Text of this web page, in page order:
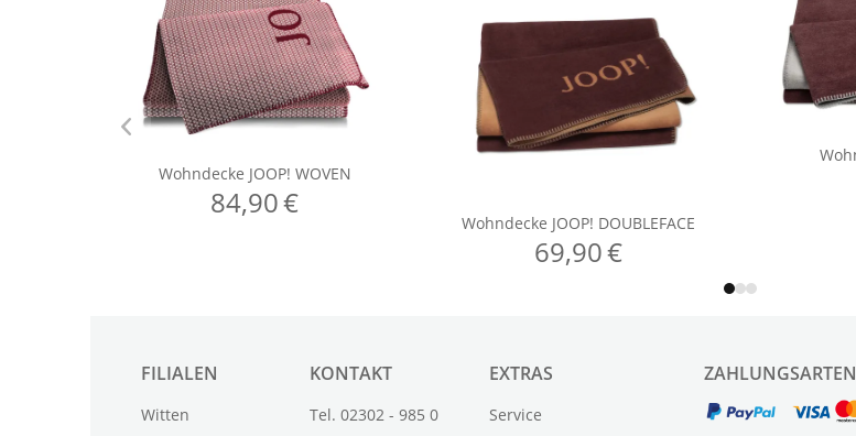
FILIALEN
Witten
KONTAKT
Tel. 02302 - 985 0
EXTRAS
Service
ZAHLUNGSARTEN